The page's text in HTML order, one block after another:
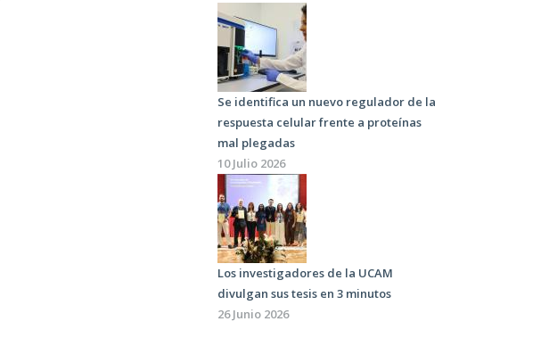
Se identifica un nuevo regulador de la
respuesta celular frente a proteínas
mal plegadas
10 Julio 2026
Los investigadores de la UCAM
divulgan sus tesis en 3 minutos
26 Junio 2026